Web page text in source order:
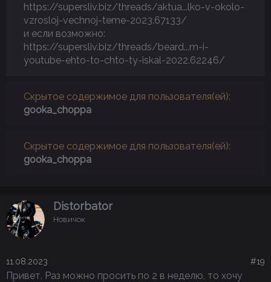
https://supersliv.biz/threads/aktua...lko-v-okolo-
vzrosloj-vechnoj-teme-2023.67133/
и если возможно:
https://supersliv.biz/threads/beard...m-i-
youtube-ehto-to-chto-ty-iskal-2022.62246/
Скрытое содержимое для пользователя(ей):
gooka_choppa
Скрытое содержимое для пользователя(ей):
gooka_choppa
Distorbator
Новичок
11.08.2023 #19
Привет. Раз можно просить по 2 в неделю, то хочу